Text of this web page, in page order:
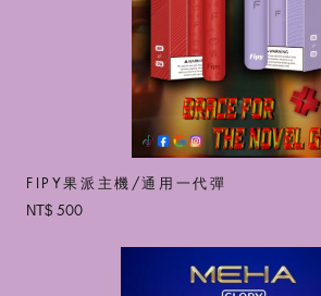
FIPY果派主機/通用一代彈
NT$ 500